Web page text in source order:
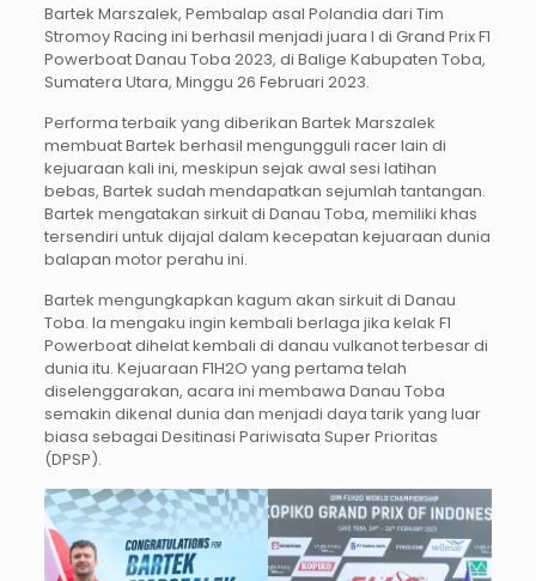
Bartek Marszalek, Pembalap asal Polandia dari Tim
Stromoy Racing ini berhasil menjadi juara I di Grand Prix F1
Powerboat Danau Toba 2023, di Balige Kabupaten Toba,
Sumatera Utara, Minggu 26 Februari 2023.
Performa terbaik yang diberikan Bartek Marszalek
membuat Bartek berhasil mengungguli racer lain di
kejuaraan kali ini, meskipun sejak awal sesi latihan
bebas, Bartek sudah mendapatkan sejumlah tantangan.
Bartek mengatakan sirkuit di Danau Toba, memiliki khas
tersendiri untuk dijajal dalam kecepatan kejuaraan dunia
balapan motor perahu ini.
Bartek mengungkapkan kagum akan sirkuit di Danau
Toba. Ia mengaku ingin kembali berlaga jika kelak F1
Powerboat dihelat kembali di danau vulkanot terbesar di
dunia itu. Kejuaraan F1H2O yang pertama telah
diselenggarakan, acara ini membawa Danau Toba
semakin dikenal dunia dan menjadi daya tarik yang luar
biasa sebagai Desitinasi Pariwisata Super Prioritas
(DPSP).